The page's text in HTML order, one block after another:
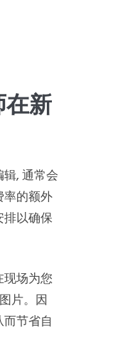
在新
, 通常会
的额外
以确保
现场为您
片。因
节省自